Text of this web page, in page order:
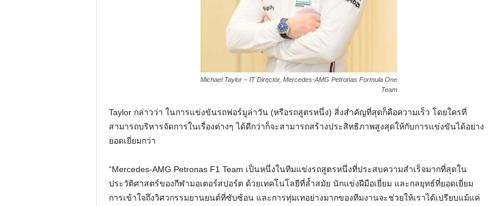
Michael Taylor – IT Director, Mercedes-AMG Petronas Formula One
Team
Taylor กล่าวว่า ในการแข่งขันรถฟอร์มูล่าวัน (หรือรถสูตรหนึ่ง) สิ่งสำคัญที่สุดก็คือความเร็ว โดยใครที่
สามารถบริหารจัดการในเรื่องต่างๆ ได้ดีกว่าก็จะสามารถสร้างประสิทธิภาพสูงสุดให้กับการแข่งขันได้อย่าง
ยอดเยี่ยมกว่า
“Mercedes-AMG Petronas F1 Team เป็นหนึ่งในทีมแข่งรถสูตรหนึ่งที่ประสบความสำเร็จมากที่สุดใน
ประวัติศาสตร์ของกีฬามอเตอร์สปอร์ต ด้วยเทคโนโลยีที่ล้ำสมัย นักแข่งฝีมือเยี่ยม และกลยุทธ์ที่ยอดเยี่ยม
การเข้าใจถึงวิศวกรรมยานยนต์ที่ซับซ้อน และการทุ่มเทอย่างมากของทีมงานจะช่วยให้เราได้เปรียบแม้แค่